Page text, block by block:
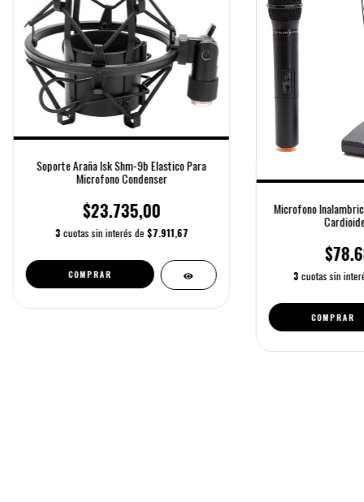
Soporte Araña Isk Shm-9b Elastico Para
Microfono Condenser
$23.735,00
3 cuotas sin interés de $7.911,67
Microfono
3 cuotas sin
COMPRAR